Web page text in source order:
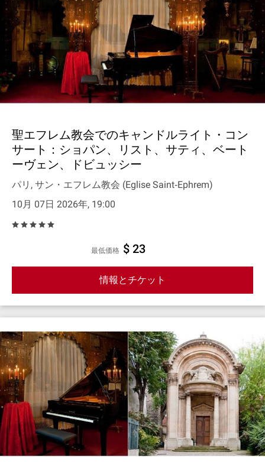
聖エフレム教会でのキャンドルライト・コン
サート：ショパン、リスト、サティ、ベート
ーヴェン、ドビュッシー
パリ, サン・エフレム教会 (Eglise Saint‐Ephrem)
10月 07日 2026年, 19:00
最低価格 $ 23
情報とチケット